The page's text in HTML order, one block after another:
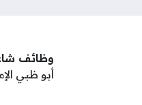
وظائف
أبو ظبي